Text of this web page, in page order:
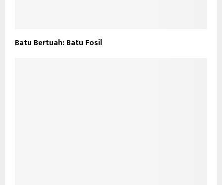
Batu Bertuah: Batu Fosil